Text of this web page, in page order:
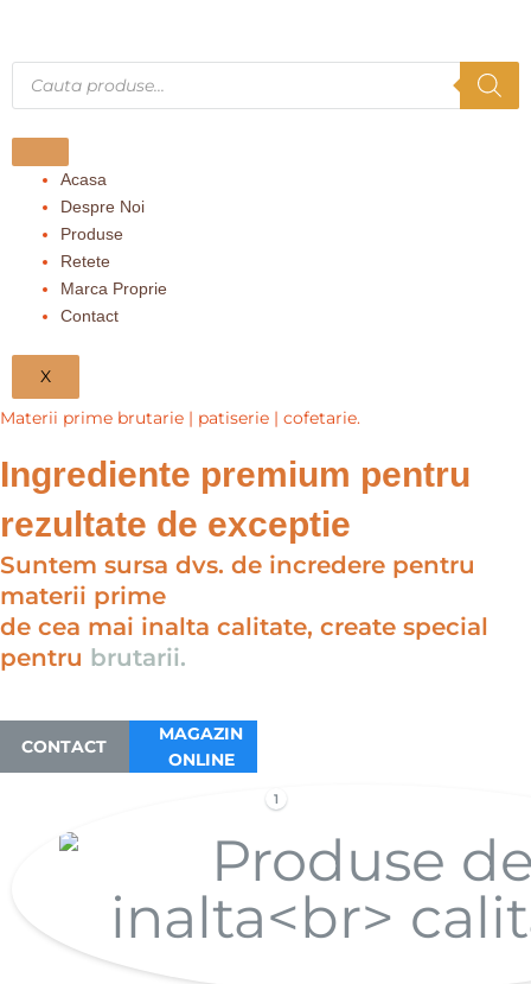
content
Products
search
Acasa
Despre Noi
Produse
Retete
Marca Proprie
Contact
X
Materii prime brutarie | patiserie | cofetarie.
Ingrediente premium pentru
rezultate de exceptie
Suntem sursa dvs. de incredere pentru
materii prime
de cea mai inalta calitate, create special
pentru brutarii.
CONTACT
MAGAZIN
ONLINE
1